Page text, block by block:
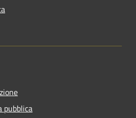
pubblica